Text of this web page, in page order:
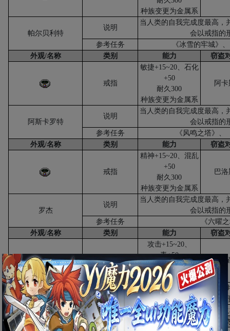
种族变更为金属系
帕尔贝利特
说明
当人类的自我完成度最高，
会以戒指的
参考任务
《冰雪的牢城》
外观/名称 类别 能力 窃盗
戒指
敏捷+15~20、石化
+50
耐久300
种族变更为金属系
阿卡
阿斯卡罗特
说明
当人类的自我完成度最高，
会以戒指的
参考任务
《风鸣之塔》、
外观/名称 类别 能力 窃盗
戒指
精神+15~20、混乱
+50
耐久300
种族变更为金属系
巴洛
罗杰
说明
当人类的自我完成度最高，
会以戒指的
参考任务
《六曜
外观/名称 类别 能力 窃盗
戒指
攻击+15~20、
毒+50
耐久300
种族变更为金属系
李贝
利拜亚当
说明
当人类的自我完成度最高，
会以戒指的
参考任务
《六曜
外观/名称 类别 能力
窃盗